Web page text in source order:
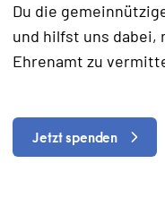
Du die
und hilfst uns dabei,
Ehrenamt zu
Jetzt spenden